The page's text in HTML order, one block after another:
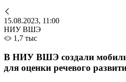
15.08.2023, 11:00
НИУ ВШЭ
1,7 тыс
В НИУ ВШЭ создали
для оценки речевого